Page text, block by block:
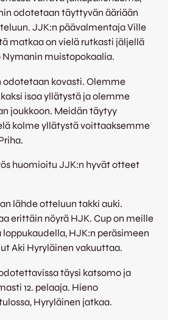
odotetaan täyttyvän ääriään
JJK:n päävalmentaja Ville
matkaa on vielä rutkasti jäljellä
muistopokaalia.
kovasti. Olemme
isoa yllätystä ja olemme
joukkoon. Meidän täytyy
kolme yllätystä voittaaksemme
huomioitu JJK:n hyvät otteet
lähde otteluun takki auki.
erittäin nöyrä HJK. Cup on meille
HJK:n peräsimeen
Aki Hyryläinen vakuuttaa.
täysi katsomo ja
12. pelaaja. Hieno
Hyryläinen jatkaa.